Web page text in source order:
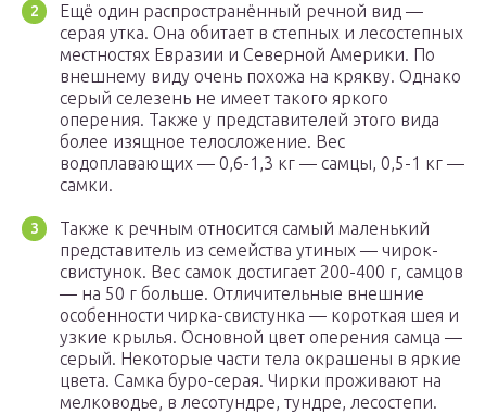
Ещё один распространённый речной вид —
серая утка. Она обитает в степных и лесостепных
местностях Евразии и Северной Америки. По
внешнему виду очень похожа на крякву. Однако
серый селезень не имеет такого яркого
оперения. Также у представителей этого вида
более изящное телосложение. Вес
водоплавающих — 0,6-1,3 кг — самцы, 0,5-1 кг —
самки.
Также к речным относится самый маленький
представитель из семейства утиных — чирок-
свистунок. Вес самок достигает 200-400 г, самцов
— на 50 г больше. Отличительные внешние
особенности чирка-свистунка — короткая шея и
узкие крылья. Основной цвет оперения самца —
серый. Некоторые части тела окрашены в яркие
цвета. Самка буро-серая. Чирки проживают на
мелководье, в лесотундре, тундре, лесостепи.